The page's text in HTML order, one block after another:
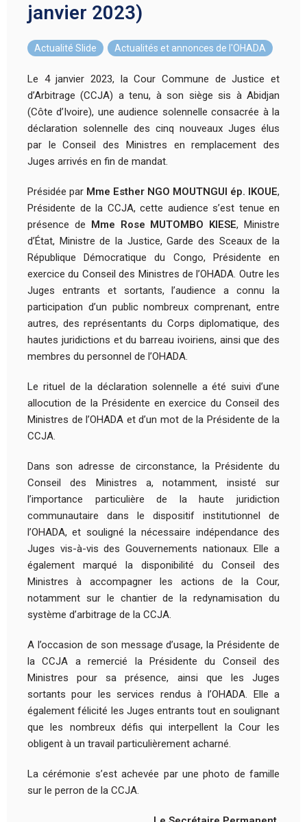
janvier 2023)
Actualité Slide Actualités et annonces de l'OHADA
Le 4 janvier 2023, la Cour Commune de Justice et
d’Arbitrage (CCJA) a tenu, à son siège sis à Abidjan
(Côte d’Ivoire), une audience solennelle consacrée à la
déclaration solennelle des cinq nouveaux Juges élus
par le Conseil des Ministres en remplacement des
Juges arrivés en fin de mandat.
Présidée par Mme Esther NGO MOUTNGUI ép. IKOUE,
Présidente de la CCJA, cette audience s’est tenue en
présence de Mme Rose MUTOMBO KIESE, Ministre
d’État, Ministre de la Justice, Garde des Sceaux de la
République Démocratique du Congo, Présidente en
exercice du Conseil des Ministres de l’OHADA. Outre les
Juges entrants et sortants, l’audience a connu la
participation d’un public nombreux comprenant, entre
autres, des représentants du Corps diplomatique, des
hautes juridictions et du barreau ivoiriens, ainsi que des
membres du personnel de l’OHADA.
Le rituel de la déclaration solennelle a été suivi d’une
allocution de la Présidente en exercice du Conseil des
Ministres de l’OHADA et d’un mot de la Présidente de la
CCJA.
Dans son adresse de circonstance, la Présidente du
Conseil des Ministres a, notamment, insisté sur
l’importance particulière de la haute juridiction
communautaire dans le dispositif institutionnel de
l’OHADA, et souligné la nécessaire indépendance des
Juges vis-à-vis des Gouvernements nationaux. Elle a
également marqué la disponibilité du Conseil des
Ministres à accompagner les actions de la Cour,
notamment sur le chantier de la redynamisation du
système d’arbitrage de la CCJA.
A l’occasion de son message d’usage, la Présidente de
la CCJA a remercié la Présidente du Conseil des
Ministres pour sa présence, ainsi que les Juges
sortants pour les services rendus à l’OHADA. Elle a
également félicité les Juges entrants tout en soulignant
que les nombreux défis qui interpellent la Cour les
obligent à un travail particulièrement acharné.
La cérémonie s’est achevée par une photo de famille
sur le perron de la CCJA.